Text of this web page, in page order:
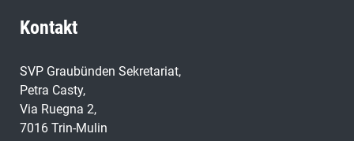
Kontakt
SVP Graubünden Sekretariat,
Petra Casty,
Via Ruegna 2,
7016 Trin-Mulin